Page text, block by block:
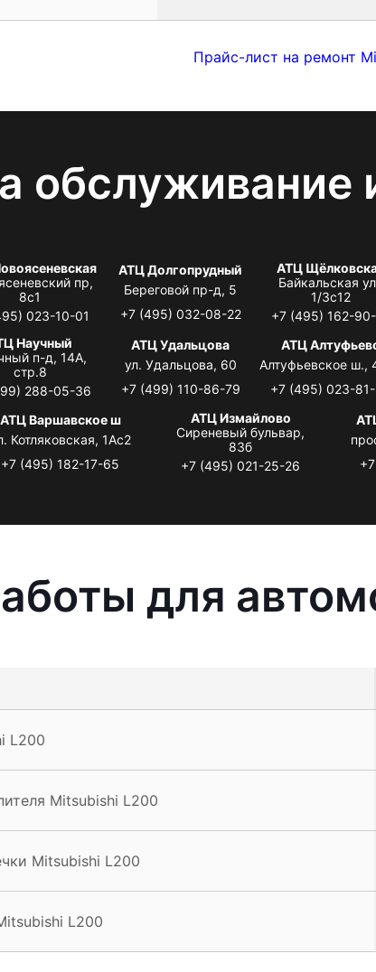
Прайс-лист на ремонт
обслуживание
пр,
8с1
023-10-01
АТЦ Долгопрудный
Береговой пр-д, 5
+7 (495) 032-08-22
АТЦ
Байкальская
1/3с12
+7 (495) 162-
Научный
п-д, 14А,
стр.8
288-05-36
АТЦ Удальцова
ул. Удальцова, 60
+7 (499) 110-86-79
АТЦ
Алтуфьевское ш.,
+7 (495) 023-
АТЦ Варшавское ш
Котляковская, 1Ас2
+7 (495) 182-17-65
АТЦ Измайлово
Сиреневый бульвар,
83б
+7 (495) 021-25-26
для
L200
Mitsubishi L200
Mitsubishi L200
L200